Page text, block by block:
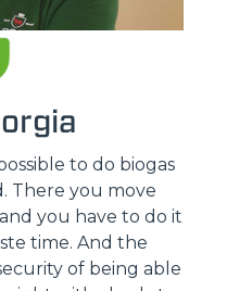
to do biogas
There you move
you have to do it
time. And the
of being able